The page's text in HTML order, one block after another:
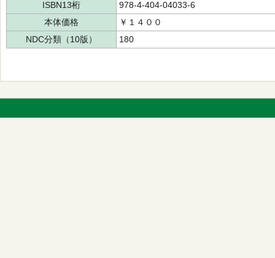
ISBN13桁
978-4-404-04033-6
本体価格
￥１４００
NDC分類（10版）
180